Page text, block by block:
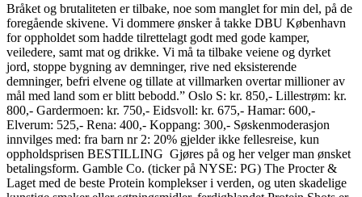
Bråket og brutaliteten er tilbake, noe som manglet for min del, på de
foregående skivene. Vi dommere ønsker å takke DBU København
for oppholdet som hadde tilrettelagt godt med gode kamper,
veiledere, samt mat og drikke. Vi må ta tilbake veiene og dyrket
jord, stoppe bygning av demninger, rive ned eksisterende
demninger, befri elvene og tillate at villmarken overtar millioner av
mål med land som er blitt bebodd.” Oslo S: kr. 850,- Lillestrøm: kr.
800,- Gardermoen: kr. 750,- Eidsvoll: kr. 675,- Hamar: 600,-
Elverum: 525,- Rena: 400,- Koppang: 300,- Søskenmoderasjon
innvilges med: fra barn nr 2: 20% gjelder ikke fellesreise, kun
oppholdsprisen BESTILLING ​ Gjøres på og her velger man ønsket
betalingsform. Gamble Co. (ticker på NYSE: PG) The Procter &
Laget med de beste Protein komplekser i verden, og uten skadelige